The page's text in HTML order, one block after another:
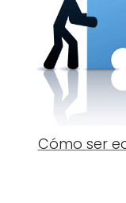
Cómo ser